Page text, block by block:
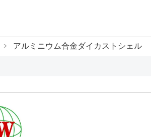
> アルミニウム合金ダイカストシェル